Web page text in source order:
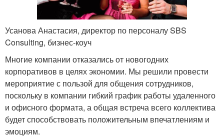
Усанова Анастасия, директор по персоналу SBS
Consulting, бизнес-коуч
Многие компании отказались от новогодних
корпоративов в целях экономии. Мы решили провести
мероприятие с пользой для общения сотрудников,
поскольку в компании гибкий график работы удаленного
и офисного формата, а общая встреча всего коллектива
будет способствовать положительным впечатлениям и
эмоциям.